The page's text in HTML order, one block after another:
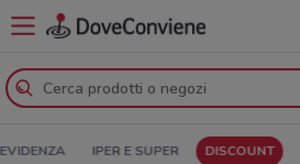
IPER E SUPER DISCOUNT